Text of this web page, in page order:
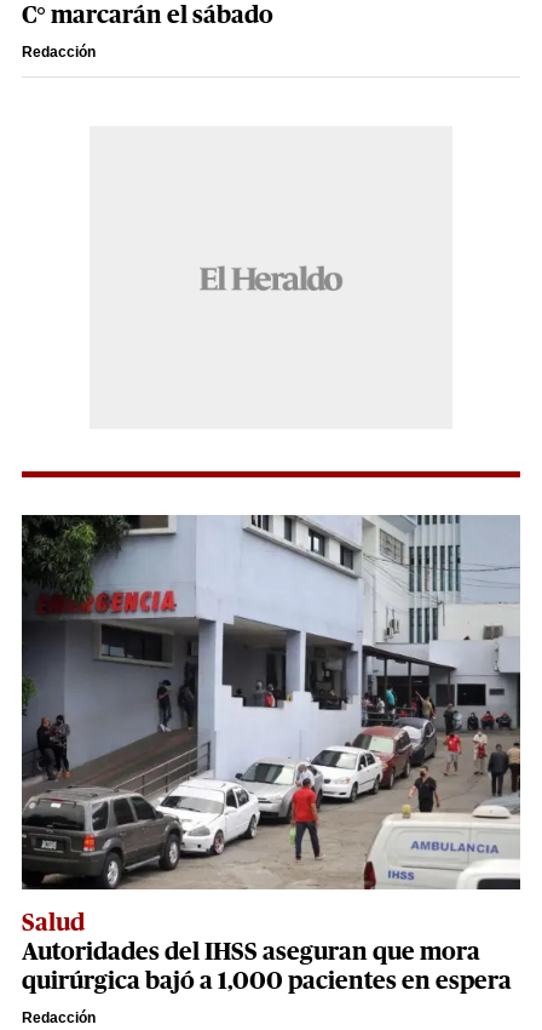
C° marcarán el sábado
Redacción
Salud
Autoridades del IHSS aseguran que mora
quirúrgica bajó a 1,000 pacientes en espera
Redacción